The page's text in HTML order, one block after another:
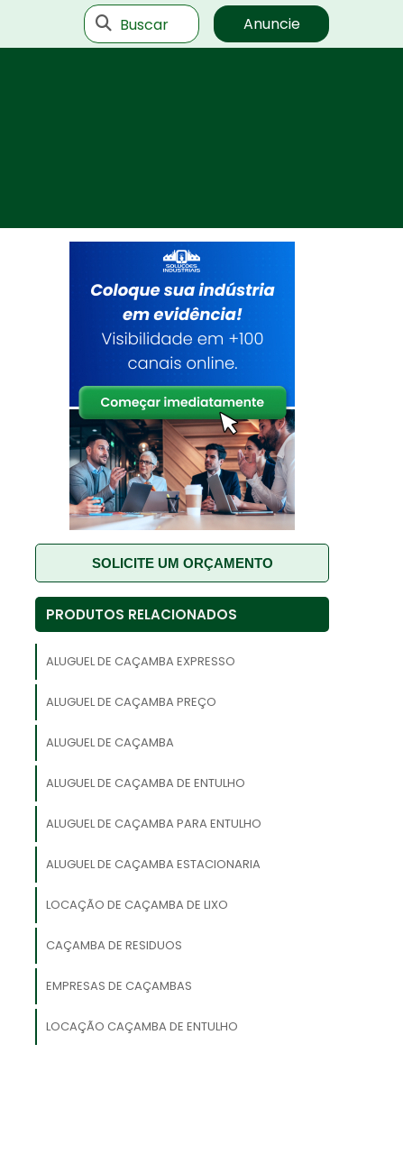
Buscar Anuncie
SOLICITE UM ORÇAMENTO
PRODUTOS RELACIONADOS
ALUGUEL DE CAÇAMBA EXPRESSO
ALUGUEL DE CAÇAMBA PREÇO
ALUGUEL DE CAÇAMBA
ALUGUEL DE CAÇAMBA DE ENTULHO
ALUGUEL DE CAÇAMBA PARA ENTULHO
ALUGUEL DE CAÇAMBA ESTACIONARIA
LOCAÇÃO DE CAÇAMBA DE LIXO
CAÇAMBA DE RESIDUOS
EMPRESAS DE CAÇAMBAS
LOCAÇÃO CAÇAMBA DE ENTULHO